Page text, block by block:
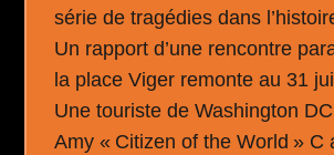
série de tragédies dans
Un rapport d’une rencontre
la place Viger remonte au 31
Une touriste de Washington
Amy « Citizen of the World » C